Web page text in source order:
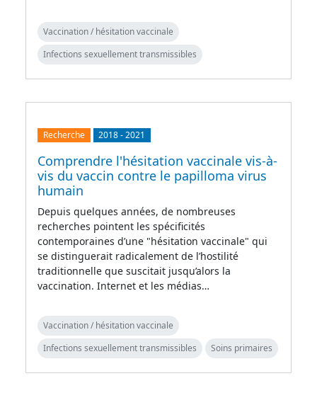
Vaccination / hésitation vaccinale
Infections sexuellement transmissibles
Recherche 2018-2021
Comprendre l'hésitation vaccinale vis-à-
vis du vaccin contre le papilloma virus
humain
Depuis quelques années, de nombreuses
recherches pointent les spécificités
contemporaines d’une "hésitation vaccinale" qui
se distinguerait radicalement de l’hostilité
traditionnelle que suscitait jusqu’alors la
vaccination. Internet et les médias…
Vaccination / hésitation vaccinale
Infections sexuellement transmissibles
Soins primaires